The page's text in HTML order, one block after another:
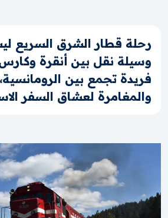
رحلة قطار الشرق السريع
وسيلة نقل بين أنقرة
فريدة تجمع بين
والمغامرة لعشاق السفر